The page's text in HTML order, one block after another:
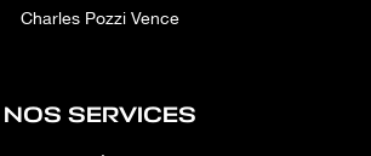
Charles Pozzi Vence
NOS SERVICES